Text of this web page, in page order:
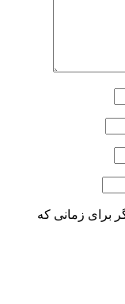
برای زمانی که